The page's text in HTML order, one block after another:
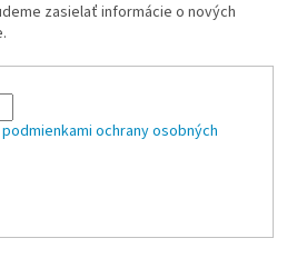
zasielať informácie o nových
podmienkami ochrany osobných